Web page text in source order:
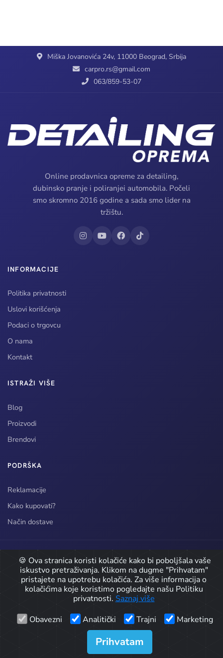
Miška Jovanovića 24v, 11000 Beograd, Srbija
carpro.rs@gmail.com
063/859-53-07
Online prodavnica opreme za detailing,
dubinsko pranje i poliranjei automobila. Počeli
smo skromno 2016 godine a sada smo lider na
tržištu.
INFORMACIJE
Politika privatnosti
Uslovi korišćenja
Podaci o trgovcu
O nama
Kontakt
ISTRAŽI VIŠE
Blog
Proizvodi
Brendovi
PODRŠKA
Reklamacije
Kako kupovati?
Način dostave
Developed by
Icons by Icons8
🍪 Ova stranica koristi kolačiće kako bi poboljšala vaše
iskustvo pretraživanja. Klikom na dugme "Prihvatam"
pristajete na upotrebu kolačića. Za više informacija o
kolačićima koje koristimo pogledajte našu Politiku
privatnosti. Saznaj više
Obavezni
Analitički Trajni Marketing
Prihvatam